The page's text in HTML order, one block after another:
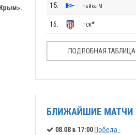
15. Чайка-М
16. ПСК*
ПОДРОБНАЯ ТАБЛИЦА
БЛИЖАЙШИЕ МАТЧИ
08.08 в 17:00Победа -